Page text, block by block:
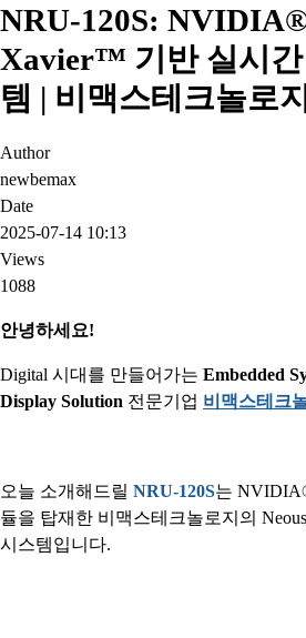
NRU-120S:
Xavier™ 기반 실시
템 | 비맥스테크놀로지
Author
newbemax
Date
2025-07-14 10:13
Views
1088
안녕하세요!
Digital 시대를 만들어가는 Embedded
Display Solution 전문기업 비맥스테크
오늘 소개해드릴 NRU-120S는
듈을 탑재한 비맥스테크놀로지의
시스템입니다.